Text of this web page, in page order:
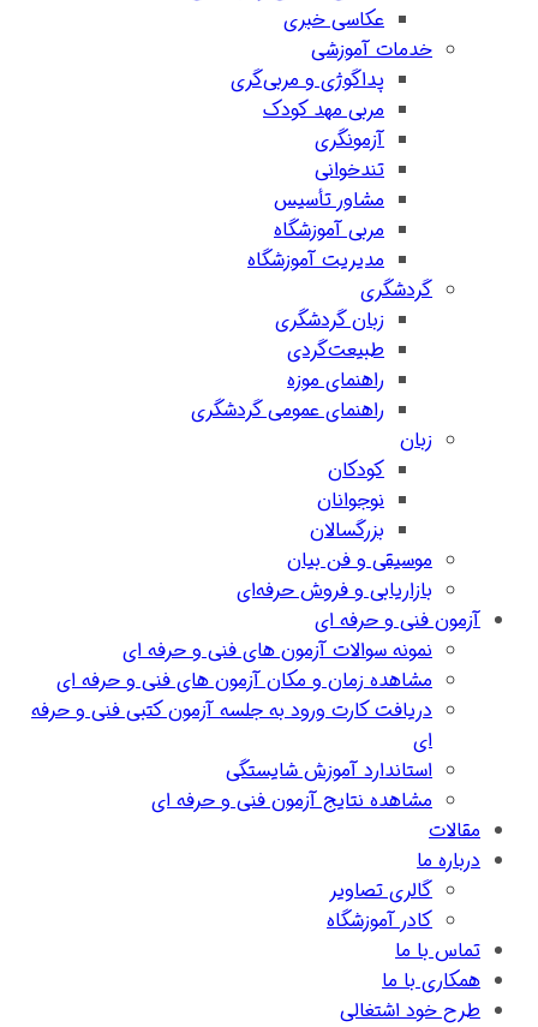
عکاسی خبری
خدمات آموزشی
پداگوژی و مربی‌گری
مربی مهد کودک
آزمونگری
تندخوانی
مشاور تأسیس
مربی آموزشگاه
مدیریت آموزشگاه
گردشگری
زبان گردشگری
طبیعت‌گردی
راهنمای موزه
راهنمای عمومی گردشگری
زبان
کودکان
نوجوانان
بزرگسالان
موسیقی و فن بیان
بازاریابی و فروش حرفه‌ای
آزمون فنی و حرفه ای
نمونه سوالات آزمون های فنی و حرفه ای
مشاهده زمان و مکان آزمون های فنی و حرفه ای
دریافت کارت ورود به جلسه آزمون کتبی فنی و حرفه
ای
استاندارد آموزش شایستگی
مشاهده نتایج آزمون فنی و حرفه ای
مقالات
درباره ما
گالری تصاویر
کادر آموزشگاه
تماس با ما
همکاری با ما
طرح خود اشتغالی